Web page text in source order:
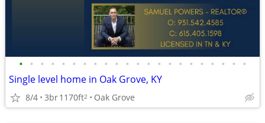
• • • • • • • • • • • • • • • • • • • • • •
Single level home in Oak Grove, KY
8/4 3br1170ft2 Oak Grove